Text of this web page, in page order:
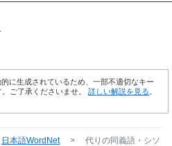
に生成されているため、一部不適切なキー
ご了承くださいませ。 詳しい解説を見る
日本語WordNet > 代り の同義語・シソ